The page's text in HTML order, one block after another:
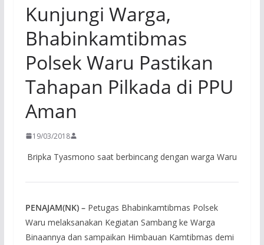
Kunjungi Warga,
Bhabinkamtibmas
Polsek Waru Pastikan
Tahapan Pilkada di PPU
Aman
19/03/2018
Bripka Tyasmono saat berbincang dengan warga Waru
PENAJAM(NK) –Petugas Bhabinkamtibmas Polsek
Waru melaksanakan Kegiatan Sambang ke Warga
Binaannya dan sampaikan Himbauan Kamtibmas demi